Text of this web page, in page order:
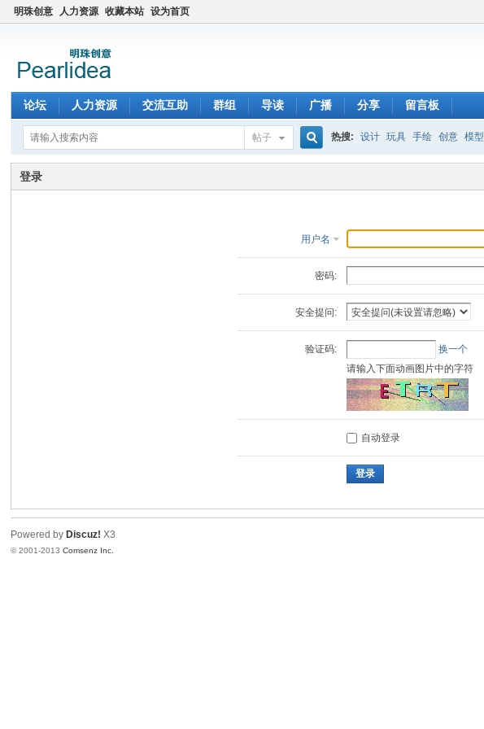
明珠创意 人力资源 收藏本站 设为首页
论坛 人力资源 交流互助 群组 导读 广播 分享 留言板
帖子
搜
热搜: 设计 玩具 手绘 创意 模型
登录
用户名
密码:
安全提问:
验证码:
换一个
请输入下面动画图片中的字符
自动登录
登录
Powered by Discuz! X3
© 2001-2013Comsenz Inc.